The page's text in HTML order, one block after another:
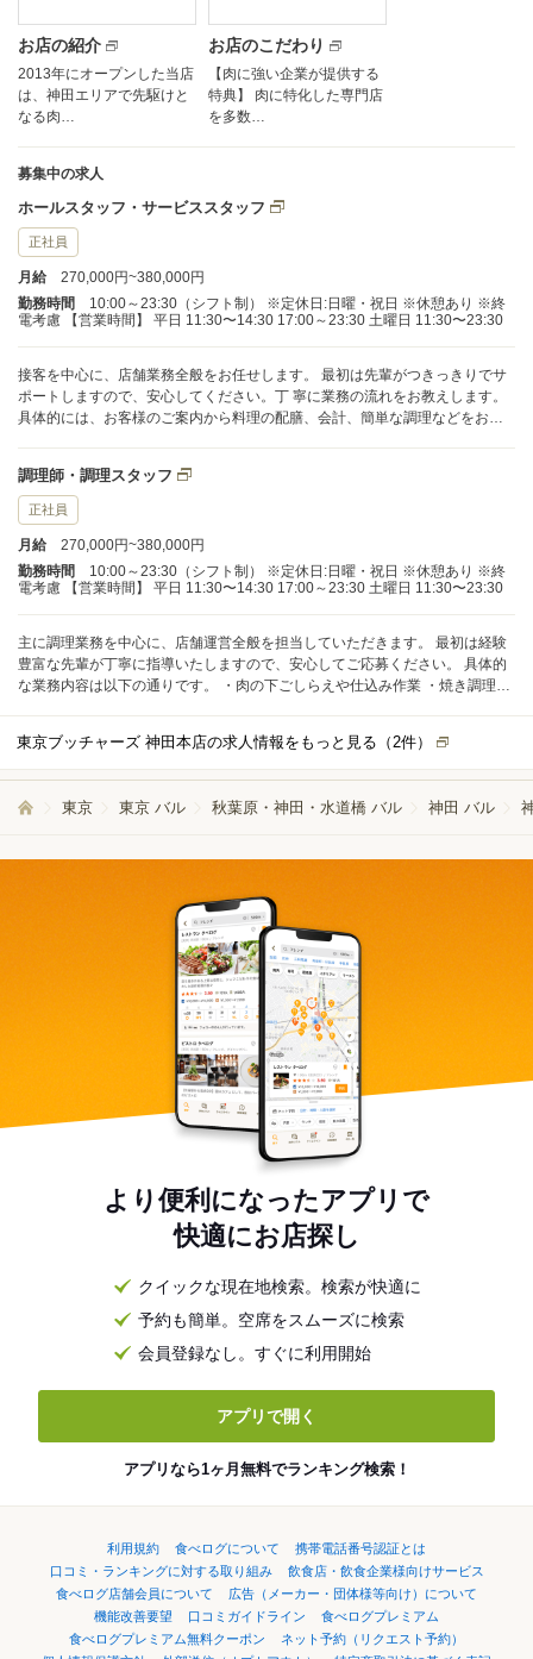
お店の紹介
2013年にオープンした当店
は、神田エリアで先駆けと
なる肉…
お店のこだわり
【肉に強い企業が提供する
特典】 肉に特化した専門店
を多数…
募集中の求人
ホールスタッフ・サービススタッフ
正社員
月給
270,000円~380,000円
勤務時間
10:00～23:30（シフト制） ※定休日:日曜・祝日 ※休憩あり ※終
電考慮 【営業時間】 平日 11:30〜14:30 17:00～23:30 土曜日 11:30〜23:30
接客を中心に、店舗業務全般をお任せします。 最初は先輩がつきっきりでサ
ポートしますので、安心してください。丁 寧に業務の流れをお教えします。
具体的には、お客様のご案内から料理の配膳、会計、簡単な調理などをお願
調理師・調理スタッフ
正社員
月給
270,000円~380,000円
勤務時間
10:00～23:30（シフト制） ※定休日:日曜・祝日 ※休憩あり ※終
電考慮 【営業時間】 平日 11:30〜14:30 17:00～23:30 土曜日 11:30〜23:30
主に調理業務を中心に、店舗運営全般を担当していただきます。 最初は経験
豊富な先輩が丁寧に指導いたしますので、安心してご応募ください。 具体的
な業務内容は以下の通りです。 ・肉の下ごしらえや仕込み作業 ・焼き調理な
の技術がお客様の満足度に直結します。 食材への愛情を持ち、お客様に最高
の笑顔を提供してください！
東京ブッチャーズ 神田本店の求人情報をもっと見る（2件）
東京 東京 バル 秋葉原・神田・水道橋 バル 神田 バル
より便利になったアプリで
快適にお店探し
クイックな現在地検索。検索が快適に
予約も簡単。空席をスムーズに検索
会員登録なし。すぐに利用開始
アプリで開く
アプリなら1ヶ月無料でランキング検索！
利用規約 食べログについて
携帯電話番号認証とは
口コミ・ランキングに対する取り組み
飲食店・飲食企業様向けサービス
食べログ店舗会員について
広告（メーカー・団体様等向け）について
機能改善要望
口コミガイドライン
食べログプレミアム
食べログプレミアム無料クーポン
ネット予約（リクエスト予約）